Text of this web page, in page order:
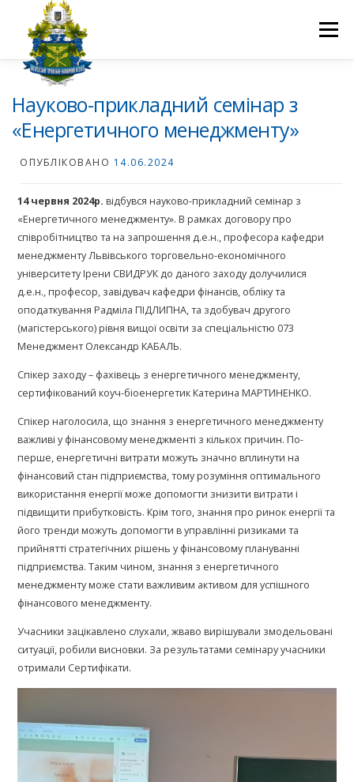
Меню
ПРО НАС
Науково-прикладний семінар з
«Енергетичного менеджменту»
ОПУБЛІКОВАНО 14.06.2024
14 червня 2024р. відбувся науково-прикладний семінар з
«Енергетичного менеджменту». В рамках договору про
співробітництво та на запрошення д.е.н., професора кафедри
менеджменту Львівського торговельно-економічного
університету Ірени СВИДРУК до даного заходу долучилися
д.е.н., професор, завідувач кафедри фінансів, обліку та
оподаткування Радміла ПІДЛИПНА, та здобувач другого
(магістерського) рівня вищої освіти за спеціальністю 073
Менеджмент Олександр КАБАЛЬ.
Спікер заходу – фахівець з енергетичного менеджменту,
сертифікований коуч-біоенергетик Катерина МАРТИНЕНКО.
Спікер наголосила, що знання з енергетичного менеджменту
важливі у фінансовому менеджменті з кількох причин. По-
перше, енергетичні витрати можуть значно вплинути на
фінансовий стан підприємства, тому розуміння оптимального
використання енергії може допомогти знизити витрати і
підвищити прибутковість. Крім того, знання про ринок енергії та
його тренди можуть допомогти в управлінні ризиками та
прийнятті стратегічних рішень у фінансовому плануванні
підприємства. Таким чином, знання з енергетичного
менеджменту може стати важливим активом для успішного
фінансового менеджменту.
Учасники зацікавлено слухали, жваво вирішували змодельовані
ситуації, робили висновки. За результатами семінару учасники
отримали Сертифікати.